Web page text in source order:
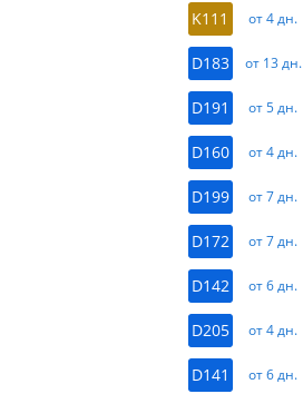
K111 от 4 дн.
D183 от 13 дн.
D191 от 5 дн.
D160 от 4 дн.
D199 от 7 дн.
D172 от 7 дн.
D142 от 6 дн.
D205 от 4 дн.
D141 от 6 дн.